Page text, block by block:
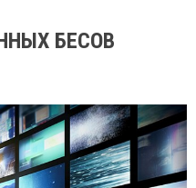
БЕСОВ